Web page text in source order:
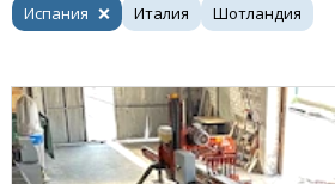
Испания Италия Шотландия